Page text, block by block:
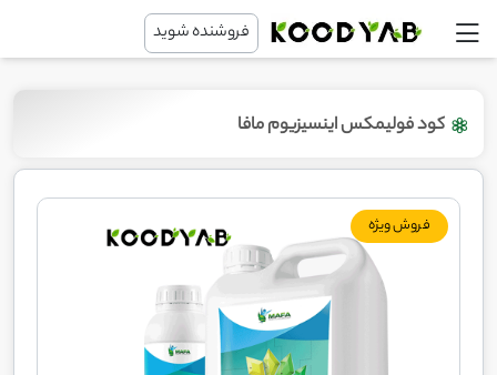
فروشنده شوید
کود فولیمکس اینسیزیوم مافا
فروش ویژه